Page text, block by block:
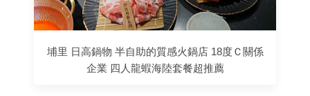
埔里 日高鍋物 半自助的質感火鍋店 18度Ｃ關係
企業 四人龍蝦海陸套餐超推薦